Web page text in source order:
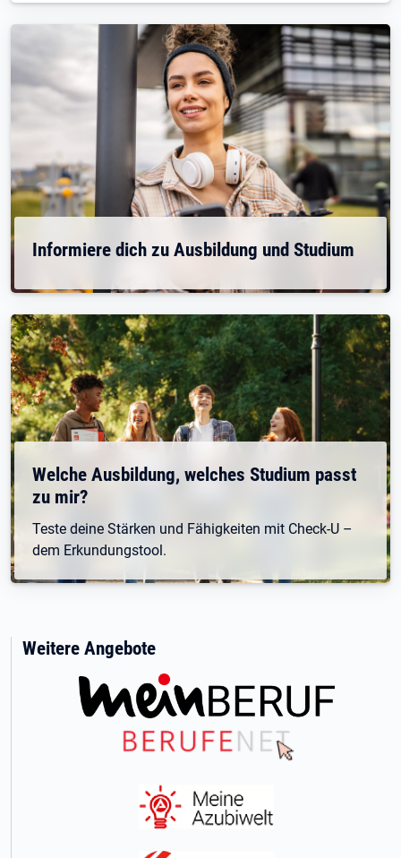
Informiere dich zu Ausbildung und Studium
Welche Ausbildung, welches Studium passt
zu mir?
Teste deine Stärken und Fähigkeiten mit Check-U –
dem Erkundungstool.
Weitere Angebote